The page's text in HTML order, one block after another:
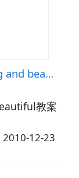
beautiful
教案
2010-12-23